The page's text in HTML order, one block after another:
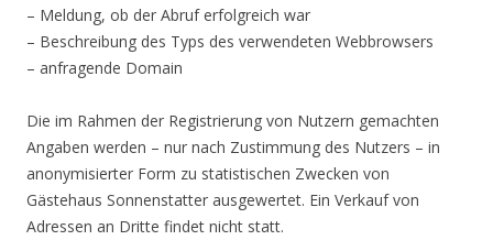
– Meldung, ob der Abruf erfolgreich war
– Beschreibung des Typs des verwendeten Webbrowsers
– anfragende Domain
Die im Rahmen der Registrierung von Nutzern gemachten
Angaben werden – nur nach Zustimmung des Nutzers – in
anonymisierter Form zu statistischen Zwecken von
Gästehaus Sonnenstatter ausgewertet. Ein Verkauf von
Adressen an Dritte findet nicht statt.